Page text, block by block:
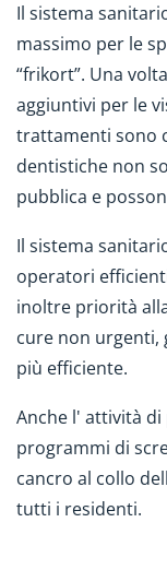
Il sistema
massimo per le
“frikort”. Una
aggiuntivi per le
trattamenti sono
dentistiche non
pubblica e
Il sistema
operatori
inoltre priorità
cure non urgenti,
più efficiente.
Anche l' attività
programmi di
cancro al collo
tutti i residenti.